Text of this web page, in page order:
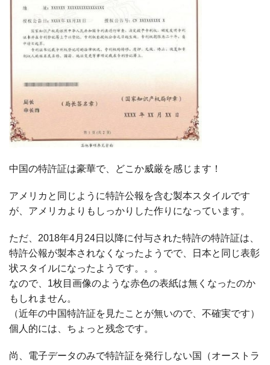
中国の特許証は豪華で、どこか威厳を感じます！
アメリカと同じように特許公報を含む製本スタイルです
が、アメリカよりもしっかりした作りになっています。
ただ、 2018年4月 24日以降に付与された特許の特許証は、
特許公報が製本されなくなったようでで、日本と同じ表彰
状スタイルになったようです。。。
なので、1枚目画像のような赤色の表紙は無くなったのか
もしれません。
（近年の中国特許証を見たことが無いので、不確実です）
個人的には、ちょっと残念です。
尚、電子データのみで特許証を発行しない国（オーストラ